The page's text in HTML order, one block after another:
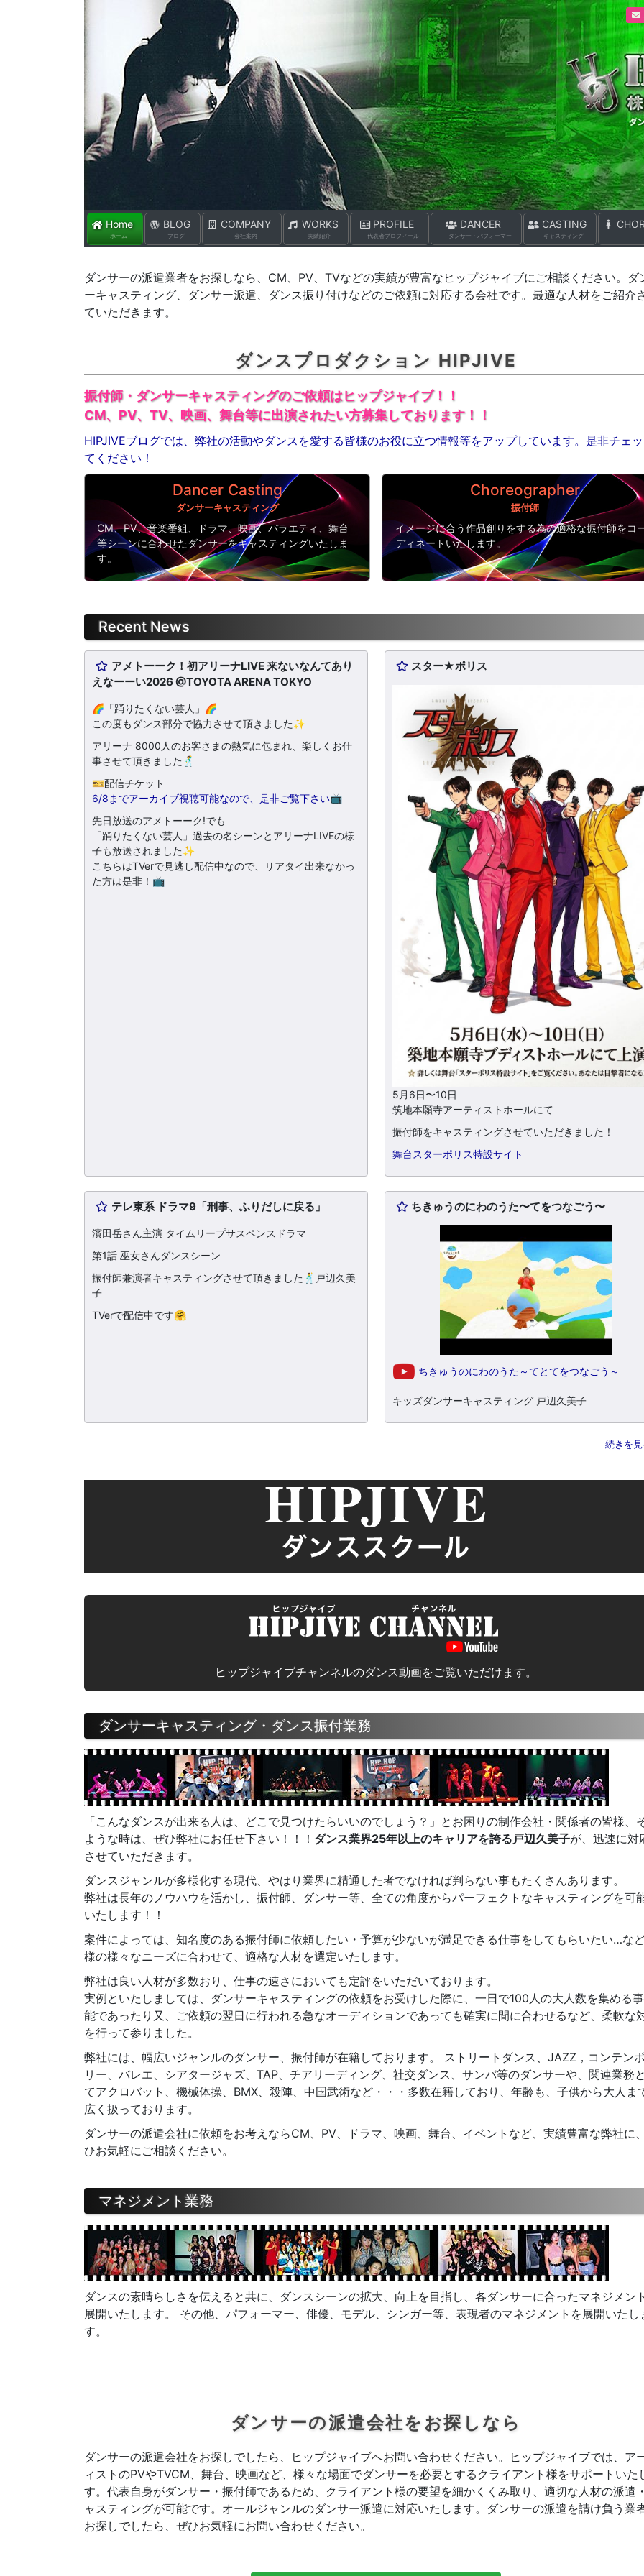
ダンスプロダクション HIPJIVE (ヒップジャイブ)
Home
ホーム
BLOG
ブログ
COMPANY
会社案内
WORKS
実績紹介
PROFILE
代表者プロフィール
DANCER
ダンサー・パフォーマー
CASTING
キャスティング
ダンサーの派遣業者をお探しなら、CM、PV、TVなどの実績が豊富なヒップジャイブにご相談ください。ダ
ーキャスティング、ダンサー派遣、ダンス振り付けなどのご依頼に対応する会社です。最適な人材をご紹介
ていただきます。
ダンスプロダクション HIPJIVE
振付師・ダンサーキャスティングのご依頼はヒップジャイブ！！
CM、PV、TV、映画、舞台等に出演されたい方募集しております！！
HIPJIVEブログでは、弊社の活動やダンスを愛する皆様のお役に立つ情報等をアップしています。是非チェ
てください！
Dancer Casting
ダンサーキャスティング
CM、PV、音楽番組、ドラマ、映画、バラエティ、舞台
等シーンに合わせたダンサーをキャスティングいたしま
す。
Choreographer
振付師
イメージに合う作品創りをする為の適格な振付師をコ
ディネートいたします。
ヒップジャイブチャンネルのダンス動画をご覧いただけます。
ダンサーキャスティング・ダンス振付業務
「こんなダンスが出来る人は、どこで見つけたらいいのでしょう？」とお困りの制作会社・関係者の皆様、
ような時は、ぜひ弊社にお任せ下さい！！！ ダンス業界25年以上のキャリアを誇る戸辺久美子が、迅速に対
させていただきます。
ダンスジャンルが多様化する現代、やはり業界に精通した者でなければ判らない事もたくさんあります。
弊社は長年のノウハウを活かし、振付師、ダンサー等、全ての角度からパーフェクトなキャスティングを可
いたします！！
案件によっては、知名度のある振付師に依頼したい・予算が少ないが満足できる仕事をしてもらいたい…な
様の様々なニーズに合わせて、適格な人材を選定いたします。
弊社は良い人材が多数おり、仕事の速さにおいても定評をいただいております。
実例といたしましては、ダンサーキャスティングの依頼をお受けした際に、一日で100人の大人数を集める
能であったり又、ご依頼の翌日に行われる急なオーディションであっても確実に間に合わせるなど、柔軟な
を行って参りました。
弊社には、幅広いジャンルのダンサー、振付師が在籍しております。 ストリートダンス、JAZZ，コンテン
リー、バレエ、シアタージャズ、TAP、チアリーディング、社交ダンス、サンバ等のダンサーや、関連業務
てアクロバット、機械体操、BMX、殺陣、中国武術など・・・多数在籍しており、年齢も、子供から大人ま
広く扱っております。
ダンサーの派遣会社に依頼をお考えならCM、PV、ドラマ、映画、舞台、イベントなど、実績豊富な弊社に
ひお気軽にご相談ください。
マネジメント業務
ダンスの素晴らしさを伝えると共に、ダンスシーンの拡大、向上を目指し、各ダンサーに合ったマネジメン
展開いたします。 その他、パフォーマー、俳優、モデル、シンガー等、表現者のマネジメントを展開いたし
す。
ダンサーの派遣会社をお探しなら
ダンサーの派遣会社をお探しでしたら、ヒップジャイブへお問い合わせください。ヒップジャイブでは、ア
ィストのPVやTVCM、舞台、映画など、様々な場面でダンサーを必要とするクライアント様をサポートいた
す。代表自身がダンサー・振付師であるため、クライアント様の要望を細かくくみ取り、適切な人材の派遣
ャスティングが可能です。オールジャンルのダンサー派遣に対応いたします。ダンサーの派遣を請け負う業
お探しでしたら、ぜひお気軽にお問い合わせください。
Recent News
アメトーーク！初アリーナLIVE 来ないなんてあり
えなーーい2026 @TOYOTA ARENA TOKYO
🌈「踊りたくない芸人」🌈
この度もダンス部分で協力させて頂きました✨
⁡⁡アリーナ 8000人のお客さまの熱気に包まれ、楽しくお仕
事させて頂きました🕺
🎫配信チケット⁡
⁡6/8までアーカイブ視聴可能なので、是非ご覧下さい📺⁡⁡⁡⁡
先日放送のアメトーーク!でも⁡
⁡「踊りたくない芸人」過去の名シーン⁡とアリーナLIVEの様
子も放送されました✨
⁡こちらはTVerで見逃し配信中なので、リアタイ出来なかっ
た方は是非！📺⁡
スター★ポリス
5月6日〜10日
筑地本願寺アーティストホールにて
振付師をキャスティングさせていただきました！
舞台スターポリス特設サイト
テレ東系 ドラマ9「刑事、ふりだしに戻る」
濱田岳さん主演 タイムリープサスペンスドラマ
第1話 巫女さんダンスシーン
振付師兼演者キャスティングさせて頂きました🕺戸辺久美
子
TVerで配信中です🤗
ちきゅうのにわのうた〜てをつなごう〜
ちきゅうのにわのうた～てとてをつなごう～
キッズダンサーキャスティング 戸辺久美子
続きを